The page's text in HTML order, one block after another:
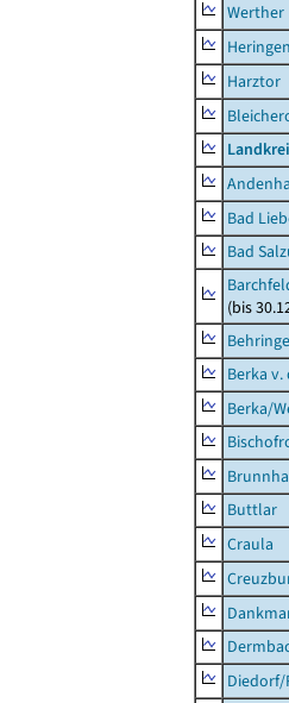
Werther
Harztor
Bad
Bad
(bis
Berka v.
Berka/
Buttlar
Craula